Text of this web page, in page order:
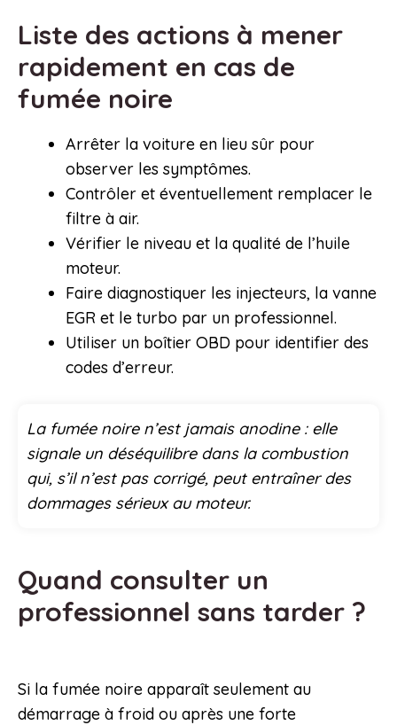
Liste des actions à mener
rapidement en cas de
fumée noire
Arrêter la voiture en lieu sûr pour
observer les symptômes.
Contrôler et éventuellement remplacer le
filtre à air.
Vérifier le niveau et la qualité de l’huile
moteur.
Faire diagnostiquer les injecteurs, la vanne
EGR et le turbo par un professionnel.
Utiliser un boîtier OBD pour identifier des
codes d’erreur.
La fumée noire n’est jamais anodine : elle
signale un déséquilibre dans la combustion
qui, s’il n’est pas corrigé, peut entraîner des
dommages sérieux au moteur.
Quand consulter un
professionnel sans tarder ?
Si la fumée noire apparaît seulement au
démarrage à froid ou après une forte